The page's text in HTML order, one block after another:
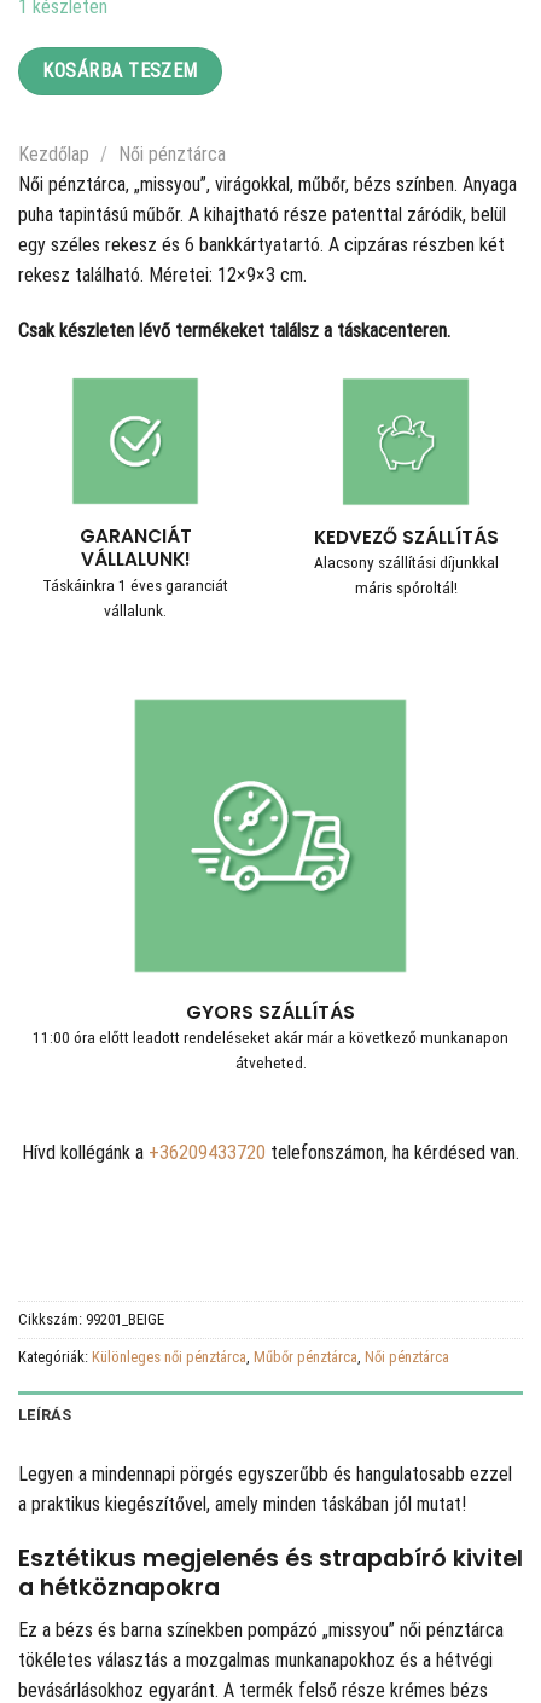
4090 Ft.
1 készleten
KOSÁRBA TESZEM
Kezdőlap /
Női pénztárca
Női pénztárca, „missyou”, virágokkal, műbőr, bézs színben. Anyaga
puha tapintású műbőr. A kihajtható része patenttal záródik, belül
egy széles rekesz és 6 bankkártyatartó. A cipzáras részben két
rekesz található. Méretei: 12×9×3 cm.
Csak készleten lévő termékeket találsz a táskacenteren.
GARANCIÁT
VÁLLALUNK!
Táskáinkra 1 éves garanciát
vállalunk.
KEDVEZŐ SZÁLLÍTÁS
Alacsony szállítási díjunkkal
máris spóroltál!
GYORS SZÁLLÍTÁS
11:00 óra előtt leadott rendeléseket akár már a következő munkanapon
átveheted.
Hívd kollégánk a +36209433720 telefonszámon, ha kérdésed van.
Cikkszám: 99201_BEIGE
Kategóriák: Különleges női pénztárca, Műbőr pénztárca, Női pénztárca
LEÍRÁS
Legyen a mindennapi pörgés egyszerűbb és hangulatosabb ezzel
a praktikus kiegészítővel, amely minden táskában jól mutat!
Esztétikus megjelenés és strapabíró kivitel
a hétköznapokra
Ez a bézs és barna színekben pompázó „missyou” női pénztárca
tökéletes választás a mozgalmas munkanapokhoz és a hétvégi
bevásárlásokhoz egyaránt. A termék felső része krémes bézs